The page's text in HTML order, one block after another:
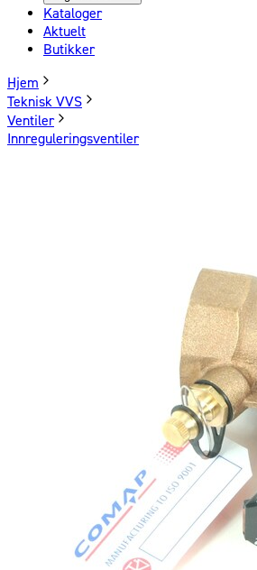
Kataloger
Aktuelt
Butikker
Hjem
Teknisk VVS
Ventiler
Innreguleringsventiler